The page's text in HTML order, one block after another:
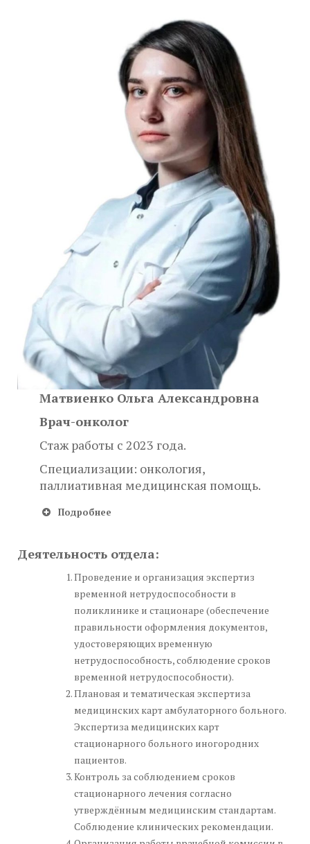
Матвиенко Ольга Александровна
Врач-онколог
Стаж работы с 2023 года.
Специализации: онкология,
паллиативная медицинская помощь.
Подробнее
Деятельность отдела:
Проведение и организация экспертиз
временной нетрудоспособности в
поликлинике и стационаре (обеспечение
правильности оформления документов,
удостоверяющих временную
нетрудоспособность, соблюдение сроков
временной нетрудоспособности).
Плановая и тематическая экспертиза
медицинских карт амбулаторного больного.
Экспертиза медицинских карт
стационарного больного иногородних
пациентов.
Контроль за соблюдением сроков
стационарного лечения согласно
утверждённым медицинским стандартам.
Соблюдение клинических рекомендации.